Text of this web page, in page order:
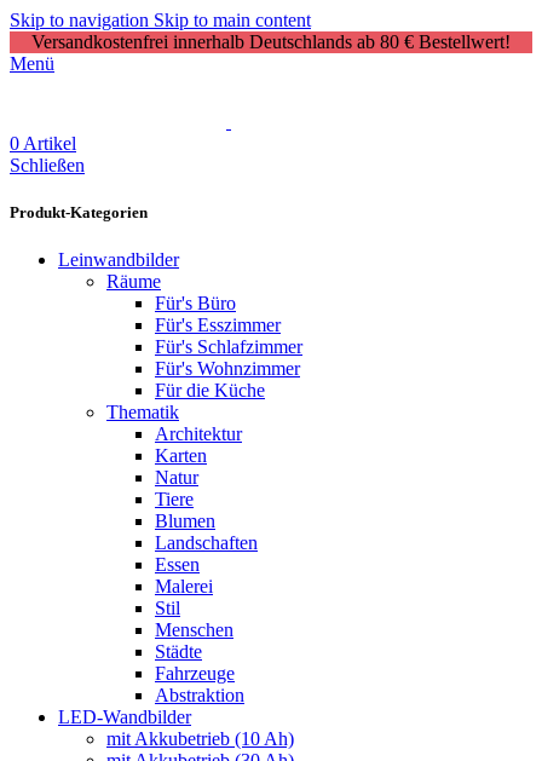
Skip to navigation Skip to main content
Versandkostenfrei innerhalb Deutschlands ab 80 € Bestellwert!
Menü
0 Artikel
Schließen
Produkt-Kategorien
Leinwandbilder
Räume
Für's Büro
Für's Esszimmer
Für's Schlafzimmer
Für's Wohnzimmer
Für die Küche
Thematik
Architektur
Karten
Natur
Tiere
Blumen
Landschaften
Essen
Malerei
Stil
Menschen
Städte
Fahrzeuge
Abstraktion
LED-Wandbilder
mit Akkubetrieb (10 Ah)